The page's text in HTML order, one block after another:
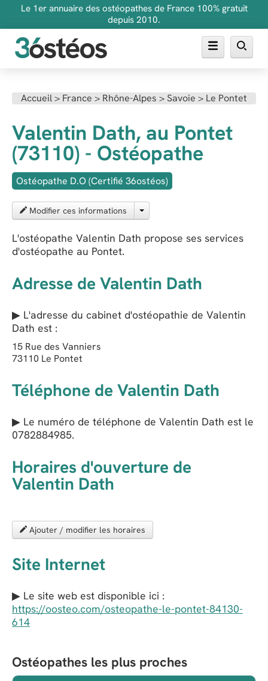
Le 1er annuaire des ostéopathes de France 100% gratuit
depuis 2010.
Inscrire son cabinet
Accueil> France > Rhône-Alpes >Savoie > Le Pontet
Valentin Dath, au Pontet
(73110) - Ostéopathe
Ostéopathe D.O (Certifié 36ostéos)
Modifier ces informations
L'ostéopathe Valentin Dath propose ses services
d'ostéopathe au Pontet.
Adresse de Valentin Dath
▶ L'adresse du cabinet d'ostéopathie de Valentin
Dath est :
15 Rue des Vanniers
73110 Le Pontet
Téléphone de Valentin Dath
▶ Le numéro de téléphone de Valentin Dath est le
0782884985.
Horaires d'ouverture de
Valentin Dath
Ajouter / modifier les horaires
Site Internet
▶ Le site web est disponible ici :
https://oosteo.com/osteopathe-le-pontet-84130-
614
Ostéopathes les plus proches